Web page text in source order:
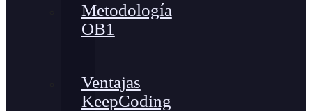
Metodología
OB1
Ventajas
KeepCoding